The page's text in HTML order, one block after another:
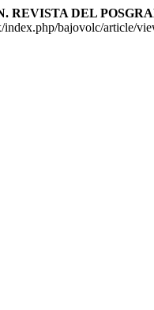
REVISTA DEL
bajovolc/article/